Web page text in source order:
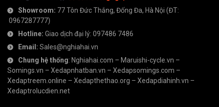
Showroom: 77 Tôn Đức Thắng, Đống Đa, Hà Nội (ĐT:
0967287777)
Hotline: Giao dịch đại lý: 097486 7486
Email: Sales@nghiahai.vn
Chung hệ thống: Nghiahai.com – Maruishi-cycle.vn –
Somings.vn – Xedapnhatban.vn – Xedapsomings.com –
Xedaptreem.online – Xedapthethao.org – Xedapdiahinh.vn –
Xedaptrolucdien.net